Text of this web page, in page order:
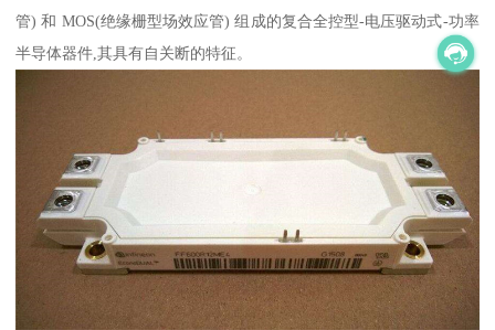
管) 和 MOS(绝缘栅型场效应管) 组成的复合全控型-电压驱动式-功率
半导体器件,其具有自关断的特征。